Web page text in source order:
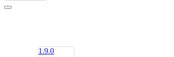
1.9.0